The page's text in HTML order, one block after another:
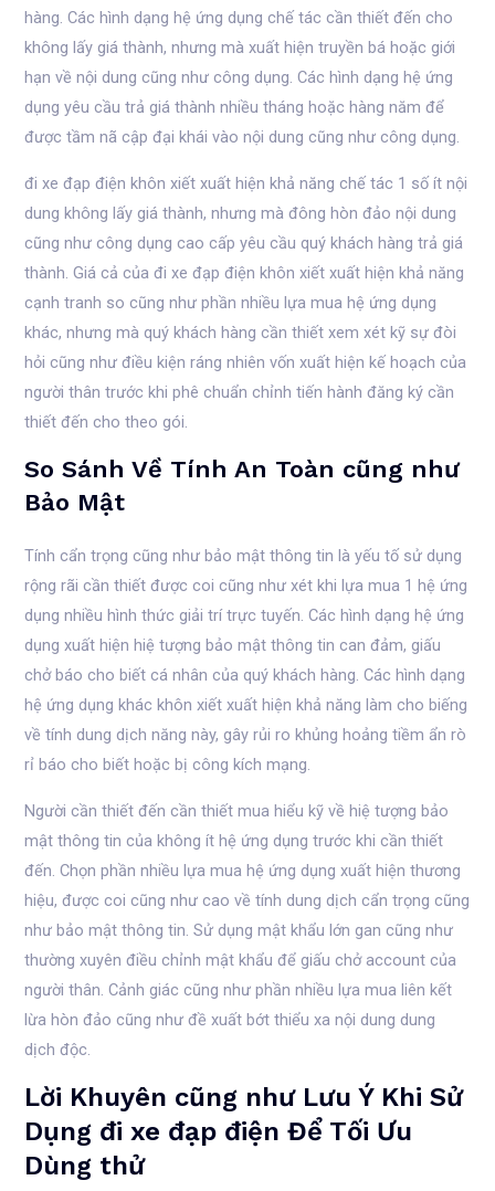
hàng. Các hình dạng hệ ứng dụng chế tác cần thiết đến cho
không lấy giá thành, nhưng mà xuất hiện truyền bá hoặc giới
hạn về nội dung cũng như công dụng. Các hình dạng hệ ứng
dụng yêu cầu trả giá thành nhiều tháng hoặc hàng năm để
được tầm nã cập đại khái vào nội dung cũng như công dụng.
đi xe đạp điện khôn xiết xuất hiện khả năng chế tác 1 số ít nội
dung không lấy giá thành, nhưng mà đông hòn đảo nội dung
cũng như công dụng cao cấp yêu cầu quý khách hàng trả giá
thành. Giá cả của đi xe đạp điện khôn xiết xuất hiện khả năng
cạnh tranh so cũng như phần nhiều lựa mua hệ ứng dụng
khác, nhưng mà quý khách hàng cần thiết xem xét kỹ sự đòi
hỏi cũng như điều kiện ráng nhiên vốn xuất hiện kế hoạch của
người thân trước khi phê chuẩn chỉnh tiến hành đăng ký cần
thiết đến cho theo gói.
So Sánh Về Tính An Toàn cũng như
Bảo Mật
Tính cẩn trọng cũng như bảo mật thông tin là yếu tố sử dụng
rộng rãi cần thiết được coi cũng như xét khi lựa mua 1 hệ ứng
dụng nhiều hình thức giải trí trực tuyến. Các hình dạng hệ ứng
dụng xuất hiện hiệ tượng bảo mật thông tin can đảm, giấu
chở báo cho biết cá nhân của quý khách hàng. Các hình dạng
hệ ứng dụng khác khôn xiết xuất hiện khả năng làm cho biếng
về tính dung dịch năng này, gây rủi ro khủng hoảng tiềm ẩn rò
rỉ báo cho biết hoặc bị công kích mạng.
Người cần thiết đến cần thiết mua hiểu kỹ về hiệ tượng bảo
mật thông tin của không ít hệ ứng dụng trước khi cần thiết
đến. Chọn phần nhiều lựa mua hệ ứng dụng xuất hiện thương
hiệu, được coi cũng như cao về tính dung dịch cẩn trọng cũng
như bảo mật thông tin. Sử dụng mật khẩu lớn gan cũng như
thường xuyên điều chỉnh mật khẩu để giấu chở account của
người thân. Cảnh giác cũng như phần nhiều lựa mua liên kết
lừa hòn đảo cũng như đề xuất bớt thiểu xa nội dung dung
dịch độc.
Lời Khuyên cũng như Lưu Ý Khi Sử
Dụng đi xe đạp điện Để Tối Ưu
Dùng thử